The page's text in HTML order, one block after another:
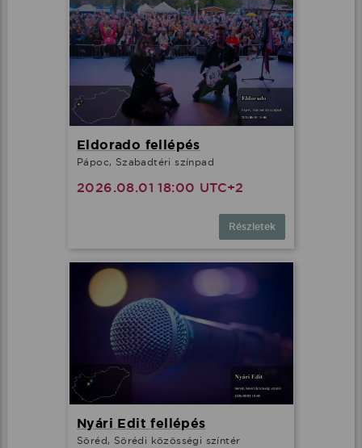
Eldorado fellépés
Pápoc, Szabadtéri színpad
2026.08.01 18:00 UTC+2
Részletek
Nyári Edit fellépés
Söréd, Sörédi közösségi színtér